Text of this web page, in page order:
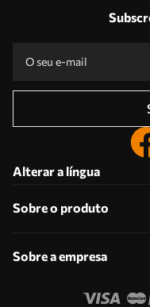
Alterar a língua
Sobre o produto
Sobre a empresa